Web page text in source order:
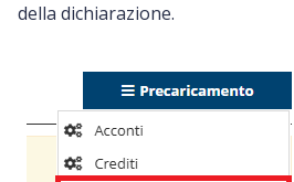
della dichiarazione.